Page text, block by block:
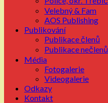
Velebný & Fam
AOS Publishing
Publikování
Publikace členů
Publikace nečlenů
Média
Fotogalerie
Videogalerie
Odkazy
Kontakt